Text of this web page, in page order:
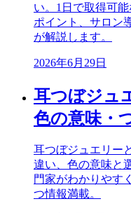
い。1日で取得可
ポイント、サロン
が解説します。
2026年6月29日
耳つぼジュ
色の意味・
耳つぼジュエリー
違い、色の意味と
門家がわかりやす
つ情報満載。